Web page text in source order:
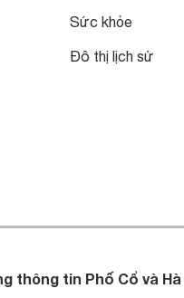
Sức khỏe
Đô thị lịch sử
thông tin Phố Cổ và Hà